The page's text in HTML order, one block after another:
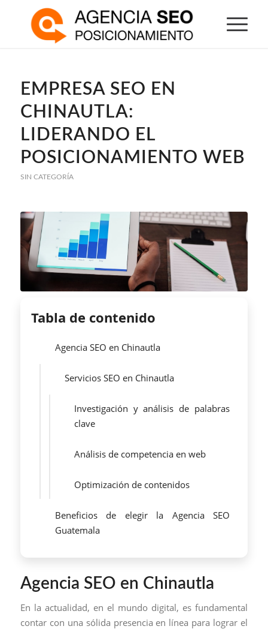
EMPRESA SEO EN
CHINAUTLA:
LIDERANDO EL
POSICIONAMIENTO WEB
SIN CATEGORÍA
Tabla de contenido
Agencia SEO en Chinautla
Servicios SEO en Chinautla
Investigación y análisis de palabras
clave
Análisis de competencia en web
Optimización de contenidos
Beneficios de elegir la Agencia SEO
Guatemala
Agencia SEO en Chinautla
En la actualidad, en el mundo digital, es fundamental
contar con una sólida presencia en línea para lograr el